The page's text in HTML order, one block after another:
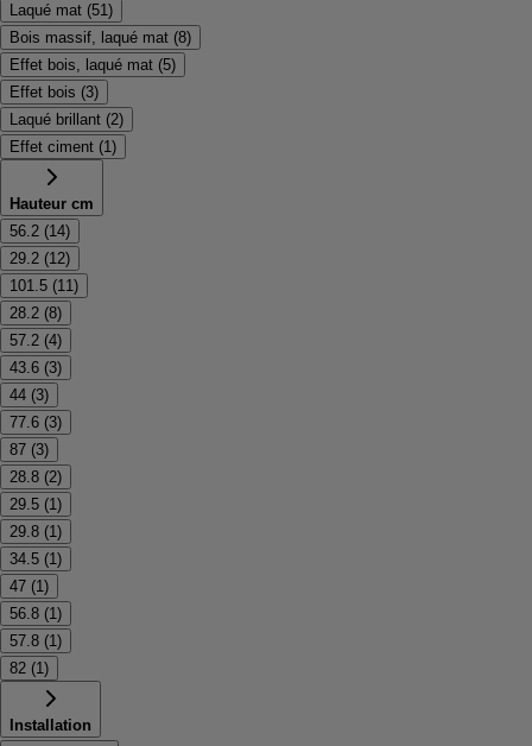
Laqué mat (51)
Bois massif, laqué mat (8)
Effet bois, laqué mat (5)
Effet bois (3)
Laqué brillant (2)
Effet ciment (1)
Hauteur cm
56.2 (14)
29.2 (12)
101.5 (11)
28.2 (8)
57.2 (4)
43.6 (3)
44 (3)
77.6 (3)
87 (3)
28.8 (2)
29.5 (1)
29.8 (1)
34.5 (1)
47 (1)
56.8 (1)
57.8 (1)
82 (1)
Installation